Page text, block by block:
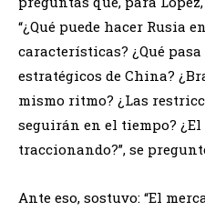
“¿Qué puede hacer Rusia
características? ¿Qué
estratégicos de China?
mismo ritmo? ¿Las
seguirán en el tiempo?
traccionando?”, se
Ante eso, sostuvo: “El